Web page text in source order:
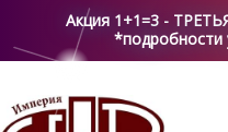
Акция 1+1=3 -